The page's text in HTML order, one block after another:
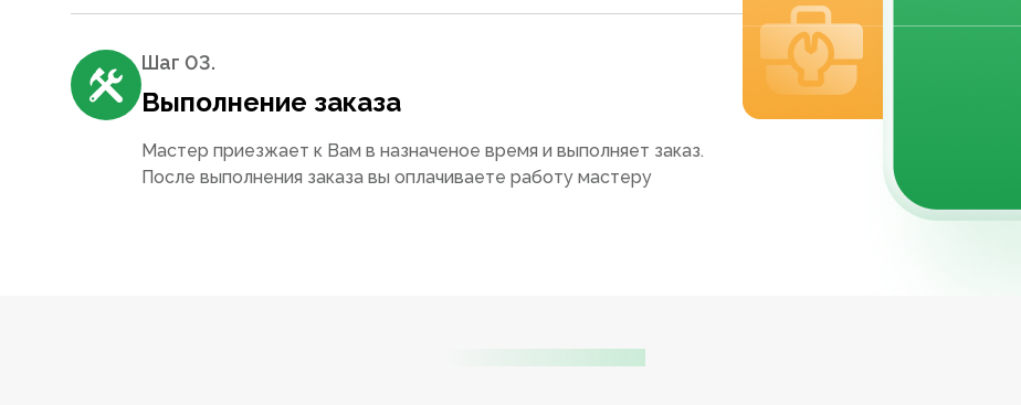
Шаг 03.
Выполнение заказа
Мастер приезжает к Вам в назначеное время и выполняет заказ.
После выполнения заказа вы оплачиваете работу мастеру